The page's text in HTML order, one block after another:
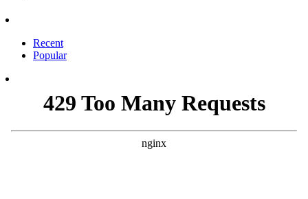
Recent
Popular